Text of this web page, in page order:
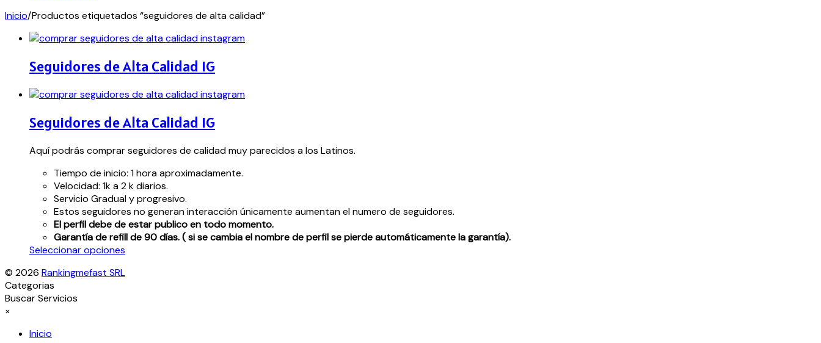
Inicio/Productos etiquetados “seguidores de alta calidad”
Seguidores de Alta Calidad IG
Seguidores de Alta Calidad IG
Aquí podrás comprar seguidores de calidad muy parecidos a los Latinos.
Tiempo de inicio: 1 hora aproximadamente.
Velocidad: 1k a 2 k diarios.
Servicio Gradual y progresivo.
Estos seguidores no generan interacción únicamente aumentan el numero de seguidores.
El perfil debe de estar publico en todo momento.
Garantía de refill de 90 días. ( si se cambia el nombre de perfil se pierde automáticamente la garantía).
Seleccionar opciones
tiene
© 2026 Rankingmefast SRL
Categorias
Buscar Servicios
×
Inicio